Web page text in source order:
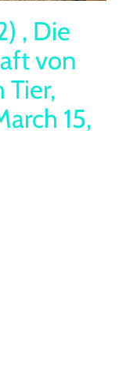
, Die
von
Tier,
15,